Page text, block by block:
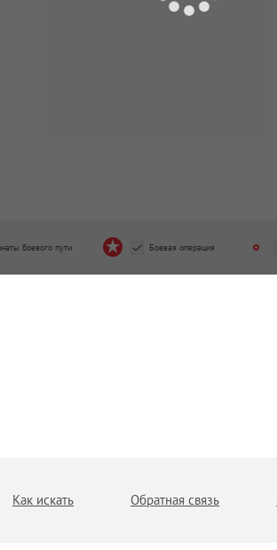
боевого пути Боевая операция
Как искать Обратная связь